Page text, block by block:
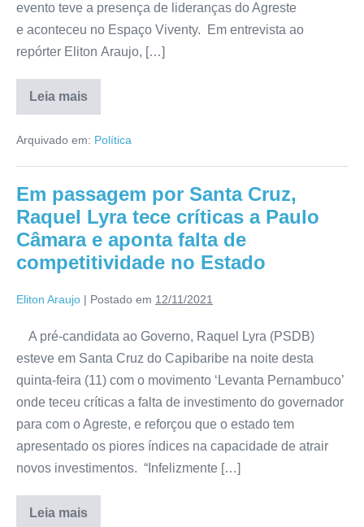
evento teve a presença de lideranças do Agreste
e aconteceu no Espaço Viventy. Em entrevista ao
repórter Eliton Araujo, […]
Leia mais
Arquivado em: Política
Em passagem por Santa Cruz,
Raquel Lyra tece críticas a Paulo
Câmara e aponta falta de
competitividade no Estado
Eliton Araujo | Postado em 12/11/2021
A pré-candidata ao Governo, Raquel Lyra (PSDB)
esteve em Santa Cruz do Capibaribe na noite desta
quinta-feira (11) com o movimento ‘Levanta Pernambuco’
onde teceu críticas a falta de investimento do governador
para com o Agreste, e reforçou que o estado tem
apresentado os piores índices na capacidade de atrair
novos investimentos. “Infelizmente […]
Leia mais